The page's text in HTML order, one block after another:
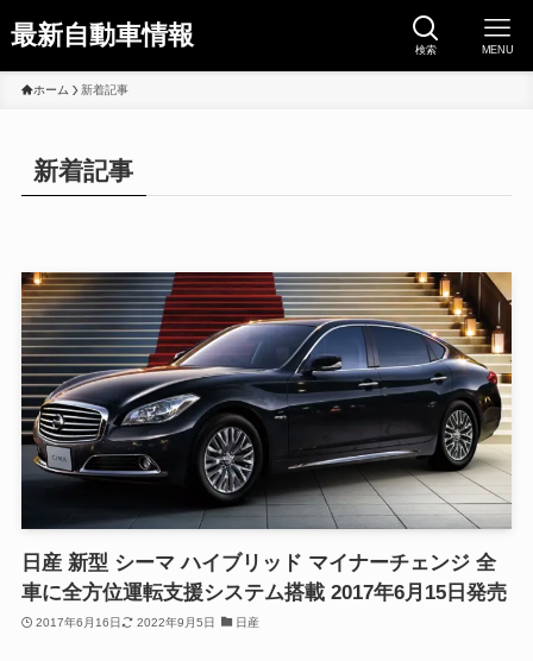
最新自動車情報 検索 MENU
ホーム 新着記事
新着記事
日産 新型 シーマ ハイブリッド マイナーチェンジ 全
車に全方位運転支援システム搭載 2017年6月15日発売
2017年6月16日 2022年9月5日 日産